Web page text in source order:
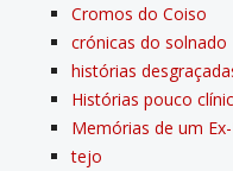
Cromos do Coiso
crónicas do solnado
histórias
Histórias pouco
Memórias de um
tejo